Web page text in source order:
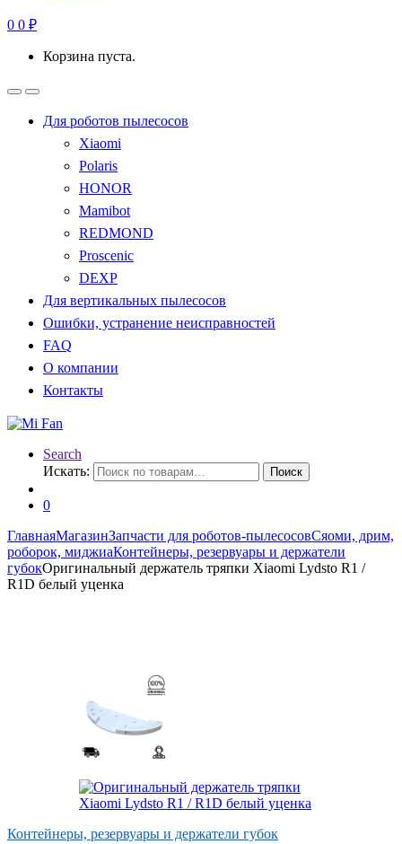
0 0 ₽
Корзина пуста.
Для роботов пылесосов
Xiaomi
Polaris
HONOR
Mamibot
REDMOND
Proscenic
DEXP
Для вертикальных пылесосов
Ошибки, устранение неисправностей
FAQ
О компании
Контакты
Search
Искать:
Поиск
0
ГлавнаяМагазинЗапчасти для роботов-пылесосовСяоми, дрим,
роборок, миджиаКонтейнеры, резервуары и держатели
губокОригинальный держатель тряпки Xiaomi Lydsto R1 /
R1D белый уценка
Контейнеры, резервуары и держатели губок